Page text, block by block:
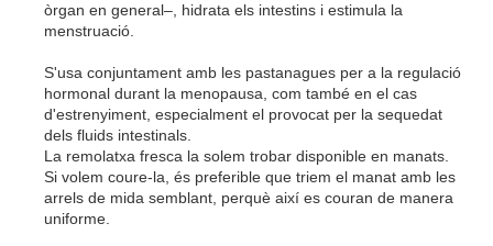
òrgan en general–, hidrata els intestins i estimula la
menstruació.
S'usa conjuntament amb les pastanagues per a la regulació
hormonal durant la menopausa, com també en el cas
d'estrenyiment, especialment el provocat per la sequedat
dels fluids intestinals.
La remolatxa fresca la solem trobar disponible en manats.
Si volem coure-la, és preferible que triem el manat amb les
arrels de mida semblant, perquè així es couran de manera
uniforme.